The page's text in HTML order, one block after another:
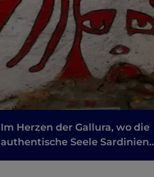
Im Herzen der Gallura, wo die
authentische Seele Sardiniens